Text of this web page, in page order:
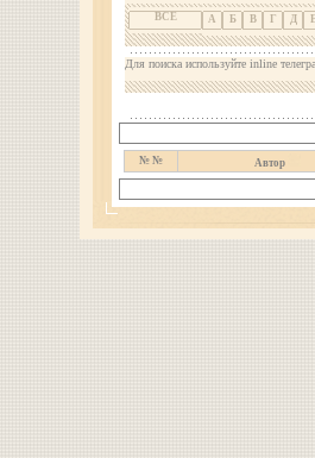
ВСЕ А Б В Г Д
Для поиска используйте inline
№ № Автор